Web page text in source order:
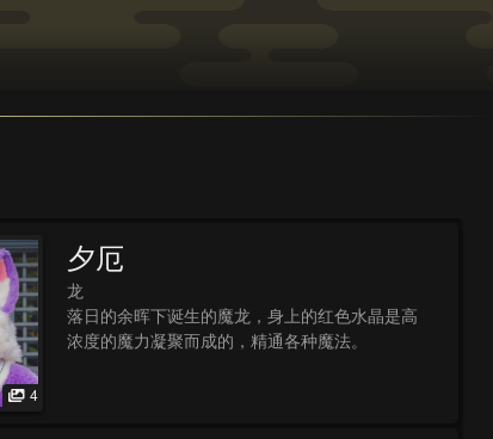
4
夕厄
龙
落日的余晖下诞生的魔龙，身上的红色水晶是高
浓度的魔力凝聚而成的，精通各种魔法。